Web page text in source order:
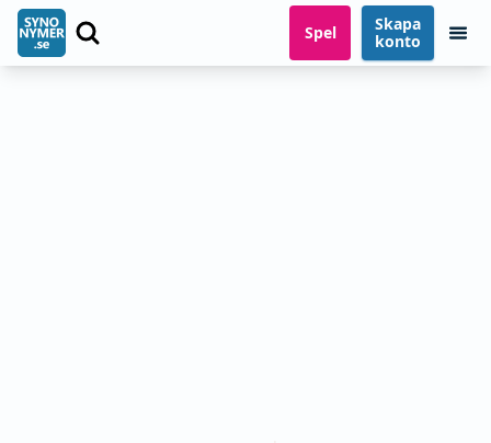
Spel
Skapa
konto